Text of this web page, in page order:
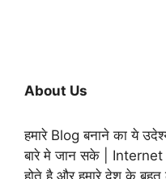
About Us
हमारे Blog बनाने का ये
बारे मे जान सके | Internet